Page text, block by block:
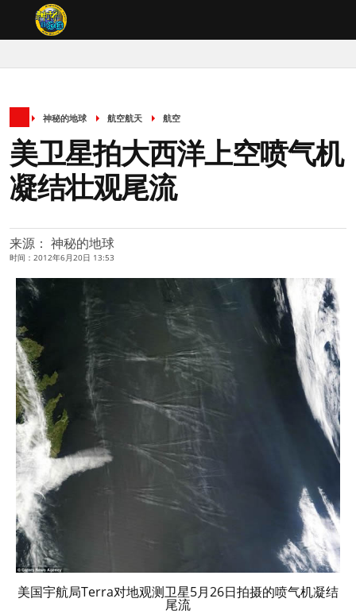
神秘的地球 航空航天 航空
美卫星拍大西洋上空喷气机
凝结壮观尾流
来源： 神秘的地球
时间：2012年6月20日 13:53
美国宇航局Terra对地观测卫星5月26日拍摄的喷气机凝结
尾流